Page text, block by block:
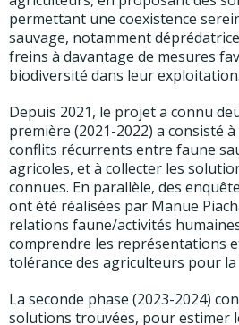
permettant une coexistence
sauvage, notamment
freins à davantage de mesures
biodiversité dans leur exploitation.
Depuis 2021, le projet a connu
première (2021-2022) a consisté
conflits récurrents entre faune
agricoles, et à collecter les
connues. En parallèle, des
ont été réalisées par Manue
relations faune/activités
comprendre les représentations
tolérance des agriculteurs pour la
La seconde phase (2023-2024)
solutions trouvées, pour estimer